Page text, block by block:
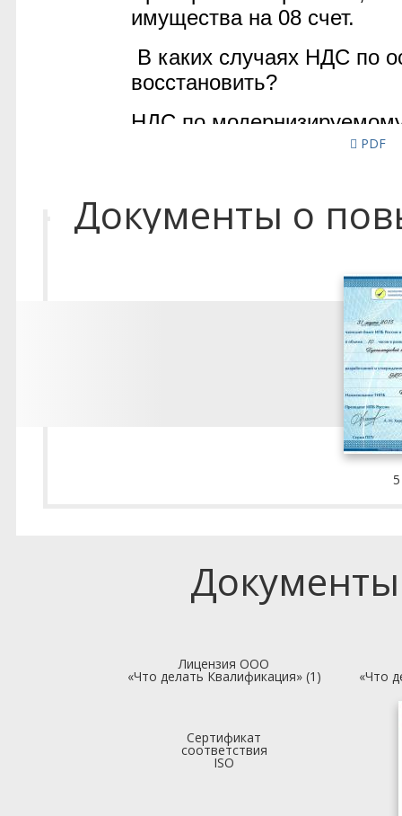
PDF
Документы о
Лицензия ООО
«Что делать Квалификация» (1) «Что
Сертификат
соответствия
ISO